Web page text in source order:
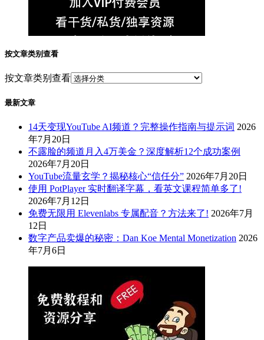
按文章类别查看
按文章类别查看
最新文章
14天变现YouTube AI频道？完整操作指南与提示词 2026
年7月20日
不露脸的频道月入4万美金？深度解析12个成功案例
2026年7月20日
YouTube流量玄学？揭秘核心“信任分” 2026年7月20日
使用 PotPlayer 实时翻译字幕，看英文课程简单多了!
2026年7月12日
免费无限用 Elevenlabs 专属配音？方法来了! 2026年7月
12日
数字产品卖爆的秘密：Dan Koe Mental Monetization 2026
年7月6日